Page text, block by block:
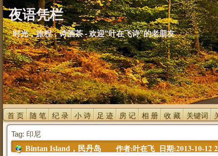
夜语凭栏
时光，旅程，诗酒茶 - 欢迎"叶在飞诗"的老朋友
首 页 随 笔 纪 录 小 诗 足 迹 房 记 相 册 收 藏 关键词
Tag: 印尼
Bintan Island，民丹岛
作者:叶在飞 日期:2013-10-12